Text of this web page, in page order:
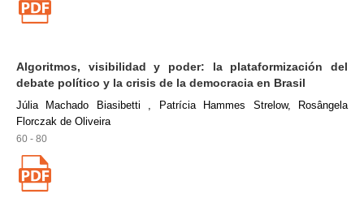
Algoritmos, visibilidad y poder: la plataformización del
debate político y la crisis de la democracia en Brasil
Júlia Machado Biasibetti , Patrícia Hammes Strelow, Rosângela
Florczak de Oliveira
60 - 80